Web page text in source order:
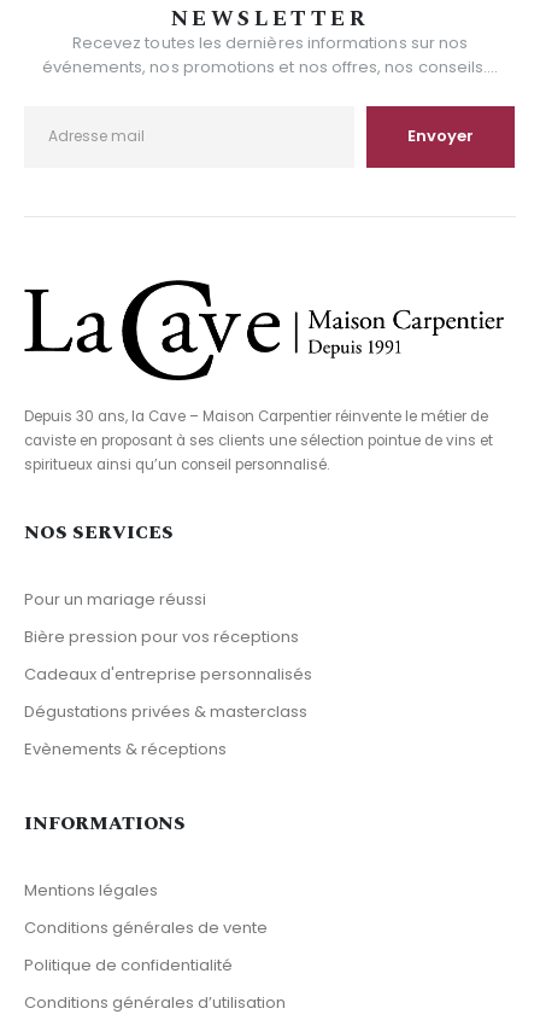
NEWSLETTER
Recevez toutes les dernières informations sur nos
événements, nos promotions et nos offres, nos conseils....
Depuis 30 ans, la Cave – Maison Carpentier réinvente le métier de
caviste en proposant à ses clients une sélection pointue de vins et
spiritueux ainsi qu’un conseil personnalisé.
NOS SERVICES
Pour un mariage réussi
Bière pression pour vos réceptions
Cadeaux d'entreprise personnalisés
Dégustations privées & masterclass
Evènements & réceptions
INFORMATIONS
Mentions légales
Conditions générales de vente
Politique de confidentialité
Conditions générales d’utilisation